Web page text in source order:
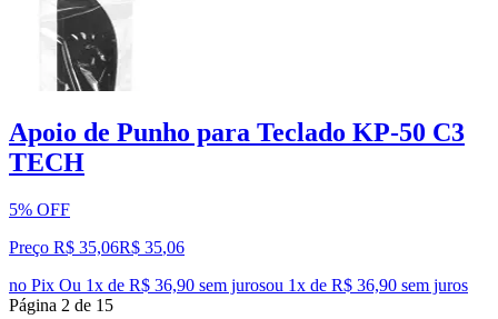
Apoio de Punho para Teclado KP-50 C3
TECH
5% OFF
Preço R$ 35,06R$ 35,06
no Pix Ou 1x de R$ 36,90 sem jurosou 1x de R$ 36,90 sem juros
Página 2 de 15